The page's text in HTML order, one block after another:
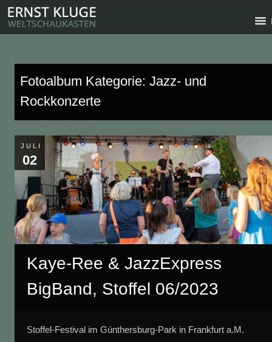
Fotoalbum Kategorie: Jazz- und
Rockkonzerte
JULI
02
Kaye-Ree & JazzExpress
BigBand, Stoffel 06/2023
Stoffel-Festival im Günthersburg-Park in Frankfurt a.M.